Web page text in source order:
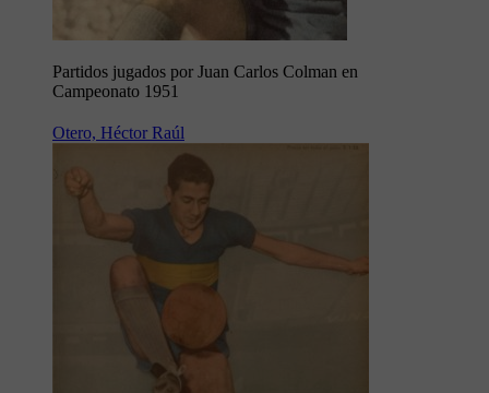
Partidos jugados por Juan Carlos Colman en
Campeonato 1951
Otero, Héctor Raúl